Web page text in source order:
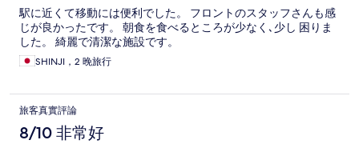
駅に近くて移動には便利でした。 フロントのスタッフさんも感
じが良かったです。 朝食を食べるところが少なく､少し 困りま
した。 綺麗で清潔な施設です。
SHINJI，2 晚旅行
旅客真實評論
8/10 非常好